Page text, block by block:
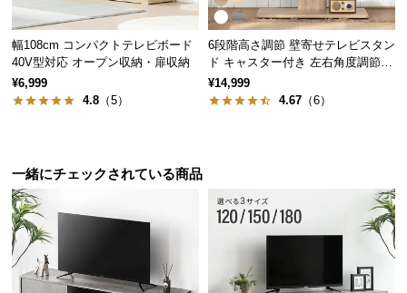
o.,
幅108cm コンパクトテレビボード
40V型対応 オープン収納・扉収納
¥6,999
4.8 （5）
6段階高さ調節 壁寄せテレビスタン
ド キャスター付き 左右角度調節機
能
¥14,999
4.67 （6）
一緒にチェックされている商品